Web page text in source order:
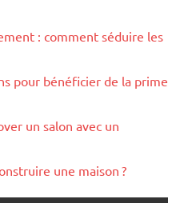
: comment séduire les
pour bénéficier de la prime
un salon avec un
une maison ?